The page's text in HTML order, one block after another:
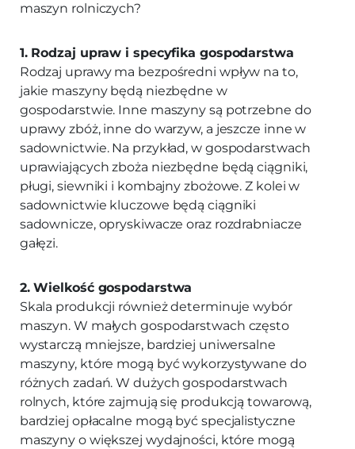
maszyn rolniczych?
1. Rodzaj upraw i specyfika gospodarstwa
Rodzaj uprawy ma bezpośredni wpływ na to,
jakie maszyny będą niezbędne w
gospodarstwie. Inne maszyny są potrzebne do
uprawy zbóż, inne do warzyw, a jeszcze inne w
sadownictwie. Na przykład, w gospodarstwach
uprawiających zboża niezbędne będą ciągniki,
pługi, siewniki i kombajny zbożowe. Z kolei w
sadownictwie kluczowe będą ciągniki
sadownicze, opryskiwacze oraz rozdrabniacze
gałęzi.
2. Wielkość gospodarstwa
Skala produkcji również determinuje wybór
maszyn. W małych gospodarstwach często
wystarczą mniejsze, bardziej uniwersalne
maszyny, które mogą być wykorzystywane do
różnych zadań. W dużych gospodarstwach
rolnych, które zajmują się produkcją towarową,
bardziej opłacalne mogą być specjalistyczne
maszyny o większej wydajności, które mogą